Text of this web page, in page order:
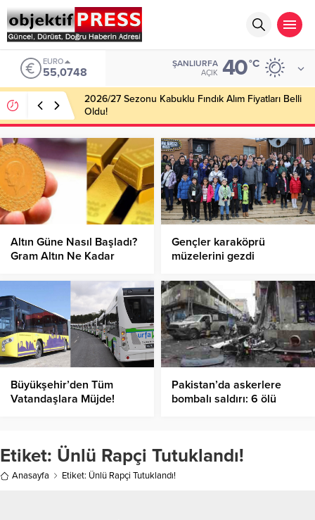
EURO
55,0748
ŞANLIURFA
AÇIK 40°C
2026/27 Sezonu Kabuklu Fındık Alım Fiyatları Belli
Oldu!
Altın Güne Nasıl Başladı?
Gram Altın Ne Kadar
Gençler karaköprü
müzelerini gezdi
Büyükşehir’den Tüm
Vatandaşlara Müjde!
Pakistan’da askerlere
bombalı saldırı: 6 ölü
Etiket: Ünlü Rapçi Tutuklandı!
Anasayfa Etiket: Ünlü Rapçi Tutuklandı!